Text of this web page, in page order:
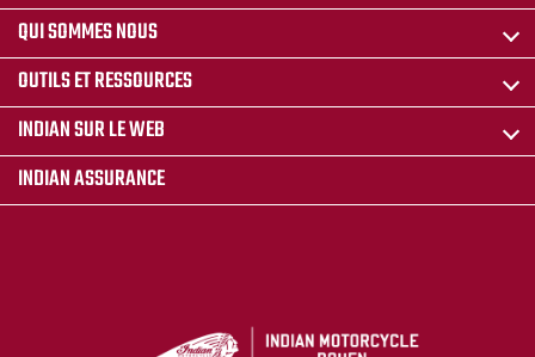
QUI SOMMES NOUS
OUTILS ET RESSOURCES
INDIAN SUR LE WEB
INDIAN ASSURANCE